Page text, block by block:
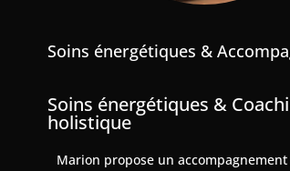
Soins énergétiques &
Soins énergétiques &
holistique
Marion propose un